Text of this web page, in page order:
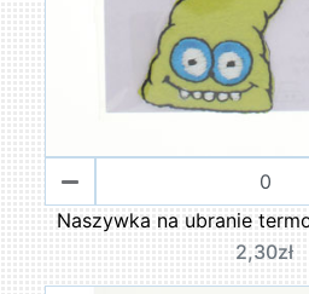
Naszywka na ubranie
2,30zł